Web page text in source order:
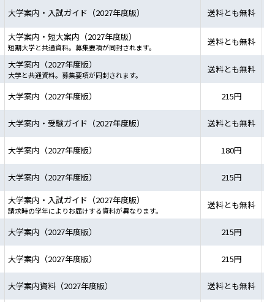
大学案内・入試ガイド（2027年度版） 送料とも無料
大学案内・短大案内（2027年度版）
短期大学と共通資料。募集要項が同封されます。 送料とも無料
大学案内（2027年度版）
大学と共通資料。募集要項が同封されます。 送料とも無料
大学案内（2027年度版） 215円
大学案内・受験ガイド（2027年度版） 送料とも無料
大学案内（2027年度版） 180円
大学案内（2027年度版） 215円
大学案内・入試ガイド（2027年度版）
請求時の学年によりお届けする資料が異なります。 送料とも無料
大学案内（2027年度版） 215円
大学案内（2027年度版） 215円
大学案内資料（2027年度版） 送料とも無料